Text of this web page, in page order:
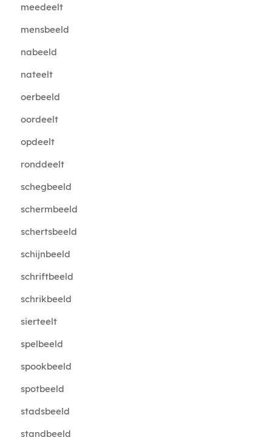
meedeelt
mensbeeld
nabeeld
nateelt
oerbeeld
oordeelt
opdeelt
ronddeelt
schegbeeld
schermbeeld
schertsbeeld
schijnbeeld
schriftbeeld
schrikbeeld
sierteelt
spelbeeld
spookbeeld
spotbeeld
stadsbeeld
standbeeld